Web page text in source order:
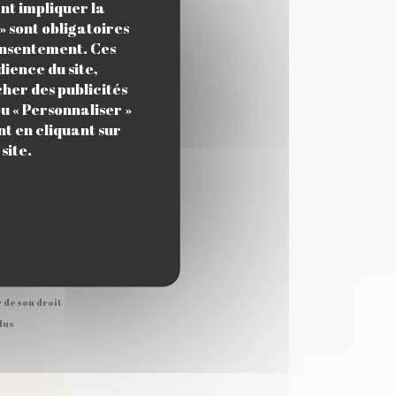
impliquer la
sont obligatoires
Ces
du site,
des publicités
« Personnaliser »
en cliquant sur
de son droit